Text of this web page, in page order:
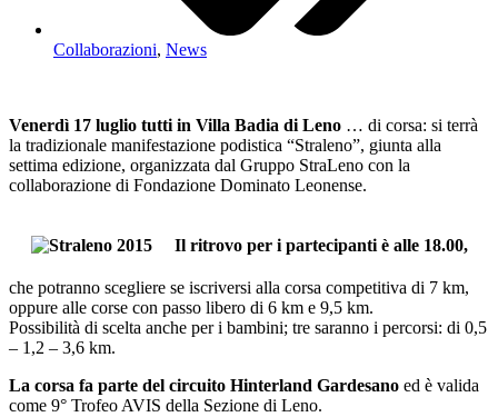
Collaborazioni, News
Venerdì 17 luglio tutti in Villa Badia di Leno … di corsa: si terrà
la tradizionale manifestazione podistica “Straleno”, giunta alla
settima edizione, organizzata dal Gruppo StraLeno con la
collaborazione di Fondazione Dominato Leonense.
Il ritrovo per i partecipanti è alle 18.00,
che potranno scegliere se iscriversi alla corsa competitiva di 7 km,
oppure alle corse con passo libero di 6 km e 9,5 km.
Possibilità di scelta anche per i bambini; tre saranno i percorsi: di 0,5
– 1,2 – 3,6 km.
La corsa fa parte del circuito Hinterland Gardesano ed è valida
come 9° Trofeo AVIS della Sezione di Leno.